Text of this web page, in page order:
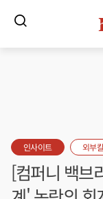
인사이트 외부
[컴퍼니 백브